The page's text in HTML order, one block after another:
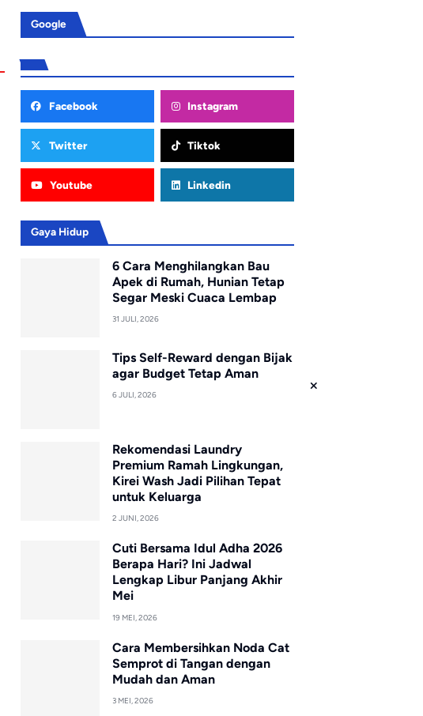
Google
Facebook Instagram
Twitter Tiktok
Youtube Linkedin
Gaya Hidup
6 Cara Menghilangkan Bau
Apek di Rumah, Hunian Tetap
Segar Meski Cuaca Lembap
31 JULI, 2026
Tips Self-Reward dengan Bijak
agar Budget Tetap Aman
6 JULI, 2026
Rekomendasi Laundry
Premium Ramah Lingkungan,
Kirei Wash Jadi Pilihan Tepat
untuk Keluarga
2 JUNI, 2026
Cuti Bersama Idul Adha 2026
Berapa Hari? Ini Jadwal
Lengkap Libur Panjang Akhir
Mei
19 MEI, 2026
Cara Membersihkan Noda Cat
Semprot di Tangan dengan
Mudah dan Aman
3 MEI, 2026